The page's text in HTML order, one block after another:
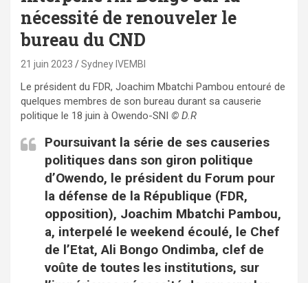
nécessité de renouveler le
bureau du CND
21 juin 2023 Sydney IVEMBI
Le président du FDR, Joachim Mbatchi Pambou entouré de
quelques membres de son bureau durant sa causerie
politique le 18 juin à Owendo-SNI © D.R
Poursuivant la série de ses causeries
politiques dans son giron politique
d’Owendo, le président du Forum pour
la défense de la République (FDR,
opposition), Joachim Mbatchi Pambou,
a, interpelé le weekend écoulé, le Chef
de l’Etat, Ali Bongo Ondimba, clef de
voûte de toutes les institutions, sur